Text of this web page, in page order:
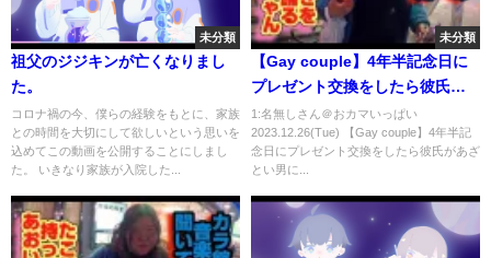
未分類
祖父のジジキンが亡くなりまし
た。
コロナ禍の今、僕らの経験をもとに、家族
との時間を大切にして欲しいという思いを
込めてこの動画を公開することにしまし
た。 いきなり家族が入院した...
未分類
【Gay couple】4年半記念日に
プレゼント交換をしたら彼氏が
あざとい男に…
1:名無しさん＠おカマいっぱい
2023.12.26(Tue) 【Gay couple】4年半記
念日にプレゼント交換をしたら彼氏があざ
とい男に...